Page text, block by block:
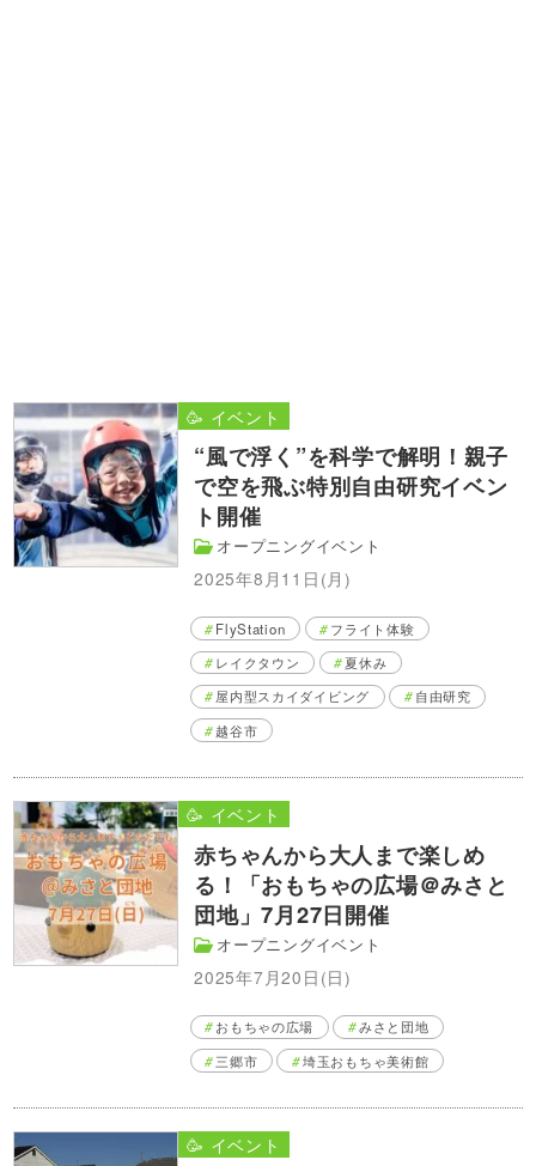
“風で浮く”を科学で解明！親子
で空を飛ぶ特別自由研究イベン
ト開催
オープニングイベント
2025年8月11日(月)
🥳 イベント
FlyStation
フライト体験
レイクタウン
夏休み
屋内型スカイダイビング
自由研究
越谷市
赤ちゃんから大人まで楽しめ
る！「おもちゃの広場＠みさと
団地」7月27日開催
オープニングイベント
2025年7月20日(日)
🥳 イベント
おもちゃの広場
みさと団地
三郷市
埼玉おもちゃ美術館
🥳 イベント